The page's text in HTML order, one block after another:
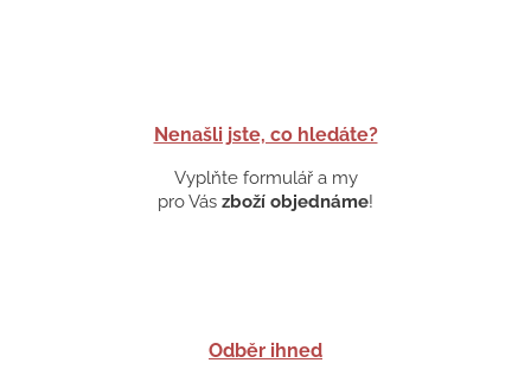
Nenašli jste, co hledáte?
Vyplňte formulář a my
pro Vás zboží objednáme!
Odběr ihned